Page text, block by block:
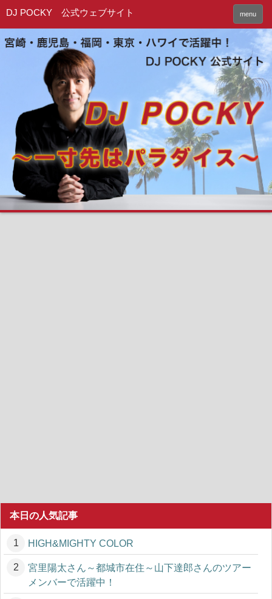
menu
DJ POCKY 公式ウェブサイト
本日の人気記事
HIGH&MIGHTY COLOR
宮里陽太さん～都城市在住～山下達郎さんのツアー
メンバーで活躍中！